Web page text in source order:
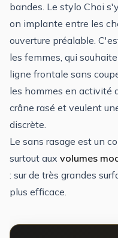
bandes. Le stylo Choi
on implante entre les
ouverture préalable.
les femmes, qui
ligne frontale sans
les hommes en activité
crâne rasé et veulent
discrète.
Le sans rasage est un
surtout aux volumes
: sur de très grandes
plus efficace.